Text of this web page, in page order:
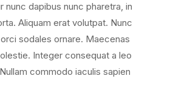
nunc dapibus nunc pharetra, in
Aliquam erat volutpat. Nunc
sodales ornare. Maecenas
Integer consequat a leo
commodo iaculis sapien